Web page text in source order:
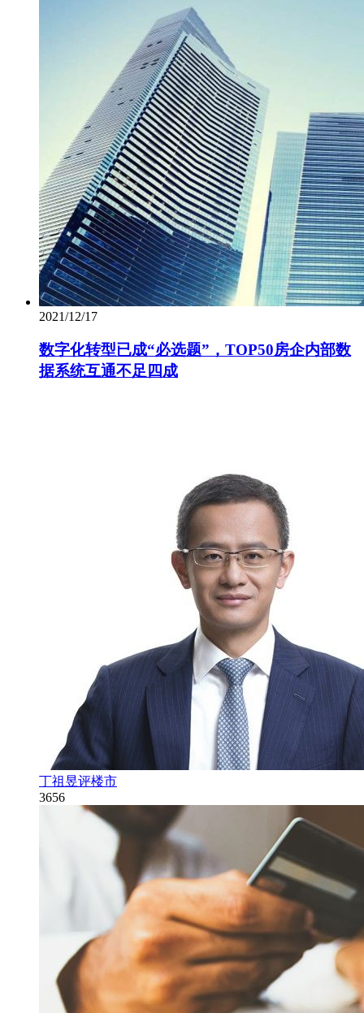
2021/12/17
数字化转型已成“必选题”，TOP50房企内部数
据系统互通不足四成
丁祖昱评楼市
3656